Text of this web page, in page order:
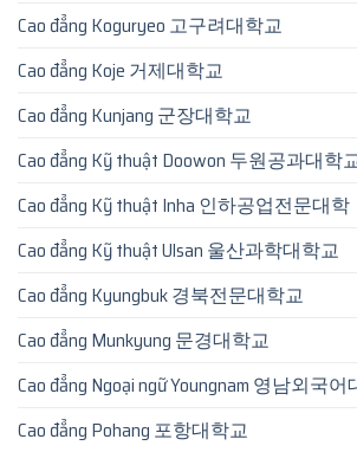
Cao đẳng Koguryeo 고구려대학교
Cao đẳng Koje 거제대학교
Cao đẳng Kunjang 군장대학교
Cao đẳng Kỹ thuật Doowon 두원공과대학
Cao đẳng Kỹ thuật Inha 인하공업전문대학
Cao đẳng Kỹ thuật Ulsan 울산과학대학교
Cao đẳng Kyungbuk 경북전문대학교
Cao đẳng Munkyung 문경대학교
Cao đẳng Ngoại ngữ Youngnam 영남외국
Cao đẳng Pohang 포항대학교